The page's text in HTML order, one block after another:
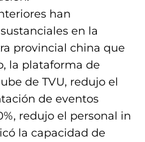
han
en la
​​provincial china que
la plataforma de
de TVU, redujo el
de eventos
redujo el personal in
la capacidad de